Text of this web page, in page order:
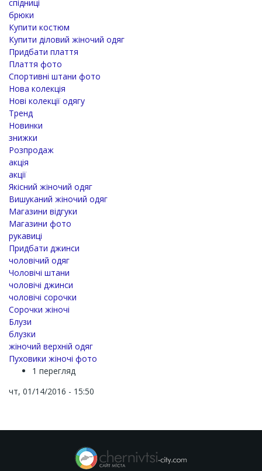
спідниці
брюки
Купити костюм
Купити діловий жіночий одяг
Придбати плаття
Плаття фото
Спортивні штани фото
Нова колекція
Нові колекції одягу
Тренд
Новинки
знижки
Розпродаж
акція
акції
Якісний жіночий одяг
Вишуканий жіночий одяг
Магазини відгуки
Магазини фото
рукавиці
Придбати джинси
чоловічий одяг
Чоловічі штани
чоловічі джинси
чоловічі сорочки
Сорочки жіночі
Блузи
блузки
жіночий верхній одяг
Пуховики жіночі фото
1 перегляд
чт, 01/14/2016 - 15:50